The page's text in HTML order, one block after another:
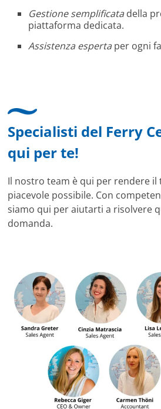
Gestione semplificata della
piattaforma dedicata.
Assistenza esperta per ogni
Specialisti del Ferry
qui per te!
Il nostro team è qui per rendere il
piacevole possibile. Con
siamo qui per aiutarti a risolvere
domanda.